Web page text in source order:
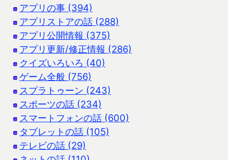
アプリの事 (394)
アプリストアの話 (288)
アプリ公開情報 (375)
アプリ更新/修正情報 (286)
クイズいろいろ (40)
ゲーム全般 (756)
スプラトゥーン (243)
スポーツの話 (234)
スマートフォンの話 (600)
タブレットの話 (105)
テレビの話 (29)